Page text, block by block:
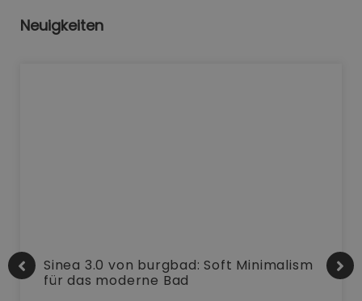
Neuigkeiten
Sinea 3.0 von burgbad: Soft Minimalism
für das moderne Bad